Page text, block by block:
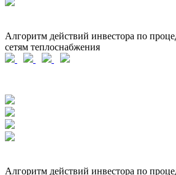
Алгоритм действий инвестора по
сетям теплоснабжения
Алгоритм действий инвестора по